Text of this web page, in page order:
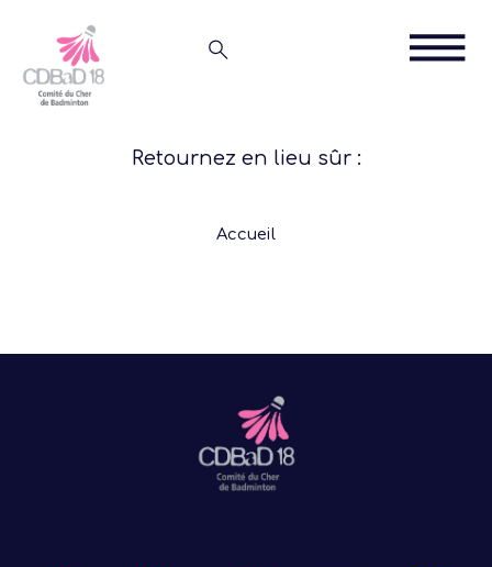
Retournez en lieu sûr :
Accueil